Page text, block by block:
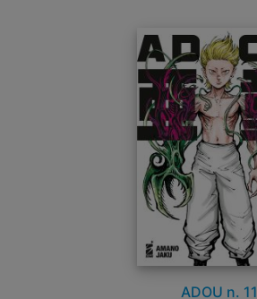
ADOU n. 11